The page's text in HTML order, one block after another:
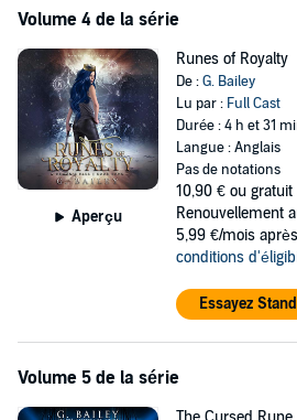
Volume 4 de la série
Aperçu
Runes of Royalty
De :G. Bailey
Lu par : Full Cast
Durée : 4 h et 31
Langue : Anglais
Pas de notations
10,90 € ou gratuit
Renouvellement
5,99 €/mois
conditions
Essayez
Volume 5 de la série